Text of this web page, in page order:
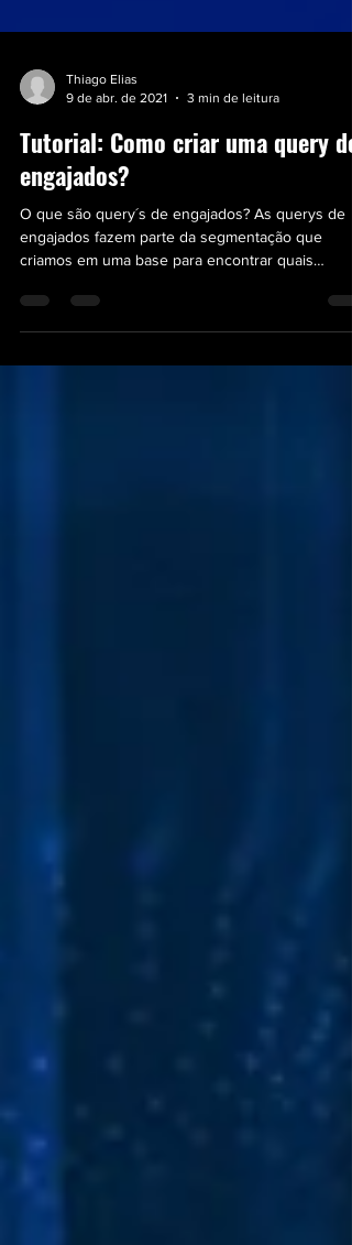
Thiago Elias
Tutorial: Como criar uma query de
engajados?
O que são query´s de engajados? As querys de
engajados fazem parte da segmentação que
contatos...